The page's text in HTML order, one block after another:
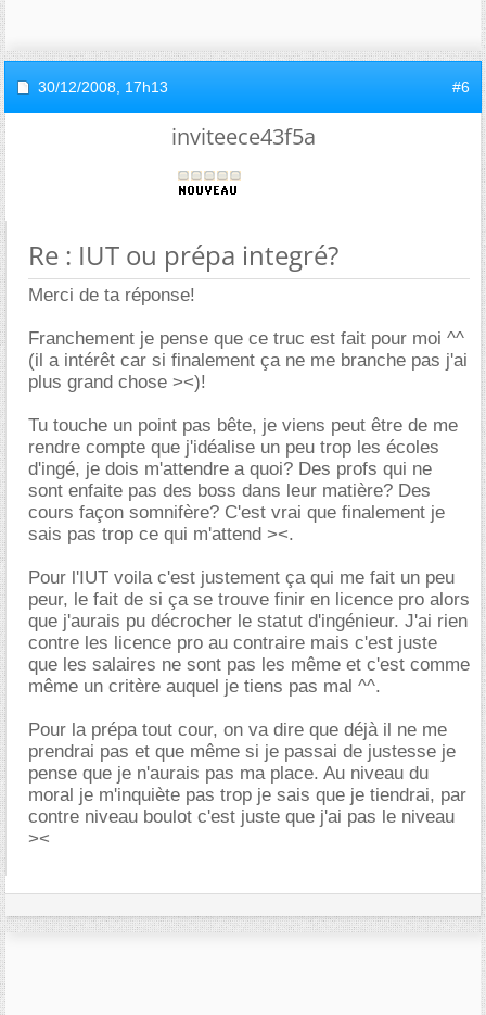
30/12/2008, 17h13 #6
inviteece43f5a
Re : IUT ou prépa integré?
Merci de ta réponse!
Franchement je pense que ce truc est fait pour moi ^^
(il a intérêt car si finalement ça ne me branche pas j'ai
plus grand chose ><)!
Tu touche un point pas bête, je viens peut être de me
rendre compte que j'idéalise un peu trop les écoles
d'ingé, je dois m'attendre a quoi? Des profs qui ne
sont enfaite pas des boss dans leur matière? Des
cours façon somnifère? C'est vrai que finalement je
sais pas trop ce qui m'attend ><.
Pour l'IUT voila c'est justement ça qui me fait un peu
peur, le fait de si ça se trouve finir en licence pro alors
que j'aurais pu décrocher le statut d'ingénieur. J'ai rien
contre les licence pro au contraire mais c'est juste
que les salaires ne sont pas les même et c'est comme
même un critère auquel je tiens pas mal ^^.
Pour la prépa tout cour, on va dire que déjà il ne me
prendrai pas et que même si je passai de justesse je
pense que je n'aurais pas ma place. Au niveau du
moral je m'inquiète pas trop je sais que je tiendrai, par
contre niveau boulot c'est juste que j'ai pas le niveau
><